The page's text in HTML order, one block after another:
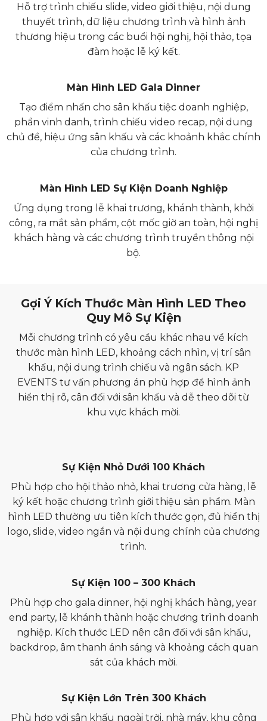
Hỗ trợ trình chiếu slide, video giới thiệu, nội dung
thuyết trình, dữ liệu chương trình và hình ảnh
thương hiệu trong các buổi hội nghị, hội thảo, tọa
đàm hoặc lễ ký kết.
Màn Hình LED Gala Dinner
Tạo điểm nhấn cho sân khấu tiệc doanh nghiệp,
phần vinh danh, trình chiếu video recap, nội dung
chủ đề, hiệu ứng sân khấu và các khoảnh khắc chính
của chương trình.
Màn Hình LED Sự Kiện Doanh Nghiệp
Ứng dụng trong lễ khai trương, khánh thành, khởi
công, ra mắt sản phẩm, cột mốc giờ an toàn, hội nghị
khách hàng và các chương trình truyền thông nội
bộ.
Gợi Ý Kích Thước Màn Hình LED Theo
Quy Mô Sự Kiện
Mỗi chương trình có yêu cầu khác nhau về kích
thước màn hình LED, khoảng cách nhìn, vị trí sân
khấu, nội dung trình chiếu và ngân sách. KP
EVENTS tư vấn phương án phù hợp để hình ảnh
hiển thị rõ, cân đối với sân khấu và dễ theo dõi từ
khu vực khách mời.
Sự Kiện Nhỏ Dưới 100 Khách
Phù hợp cho hội thảo nhỏ, khai trương cửa hàng, lễ
ký kết hoặc chương trình giới thiệu sản phẩm. Màn
hình LED thường ưu tiên kích thước gọn, đủ hiển thị
logo, slide, video ngắn và nội dung chính của chương
trình.
Sự Kiện 100 – 300 Khách
Phù hợp cho gala dinner, hội nghị khách hàng, year
end party, lễ khánh thành hoặc chương trình doanh
nghiệp. Kích thước LED nên cân đối với sân khấu,
backdrop, âm thanh ánh sáng và khoảng cách quan
sát của khách mời.
Sự Kiện Lớn Trên 300 Khách
Phù hợp với sân khấu ngoài trời, nhà máy, khu công